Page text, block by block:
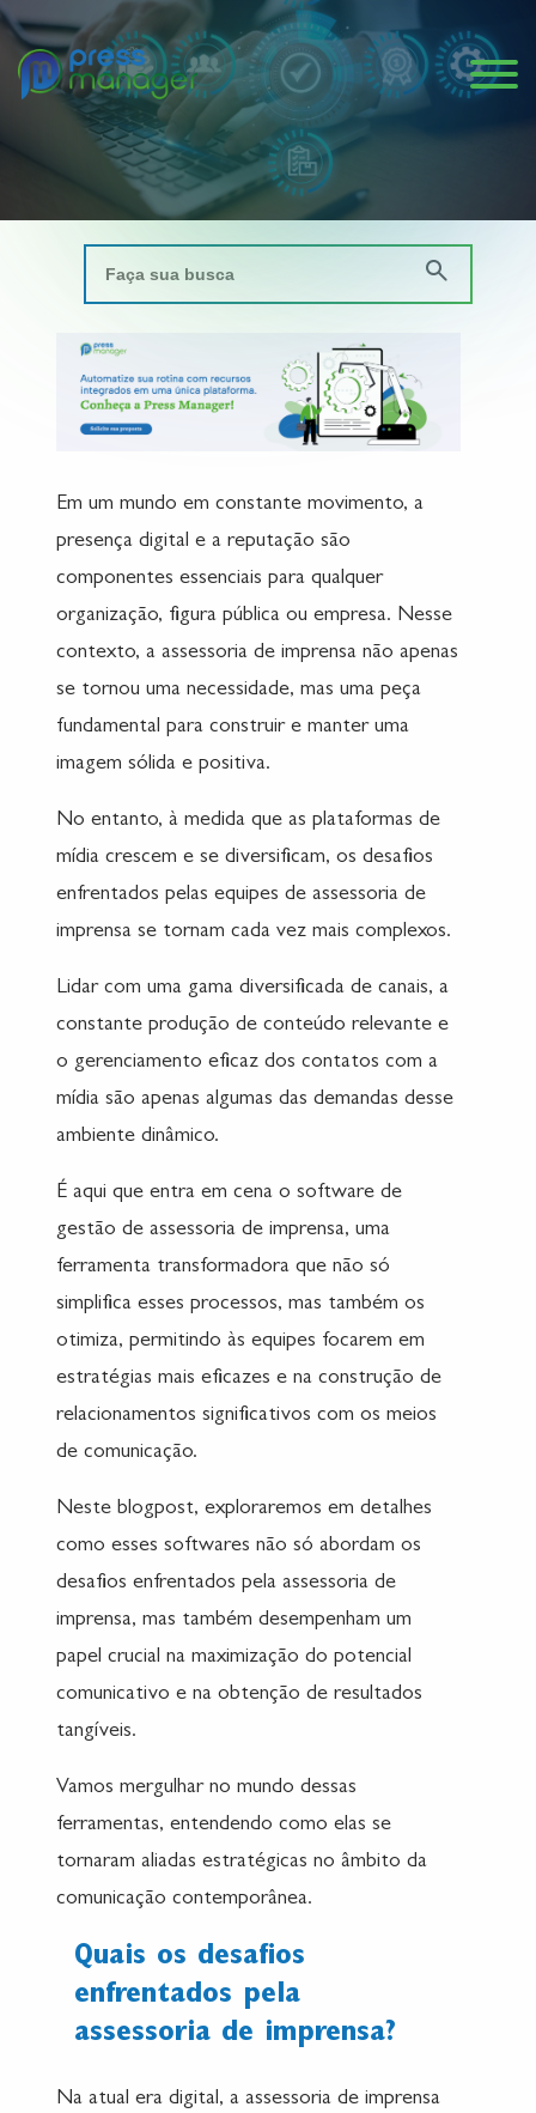
Em um mundo em constante movimento, a
presença digital e a reputação são
componentes essenciais para qualquer
organização, figura pública ou empresa. Nesse
contexto, a assessoria de imprensa não apenas
se tornou uma necessidade, mas uma peça
fundamental para construir e manter uma
imagem sólida e positiva.
No entanto, à medida que as plataformas de
mídia crescem e se diversificam, os desafios
enfrentados pelas equipes de assessoria de
imprensa se tornam cada vez mais complexos.
Lidar com uma gama diversificada de canais, a
constante produção de conteúdo relevante e
o gerenciamento eficaz dos contatos com a
mídia são apenas algumas das demandas desse
ambiente dinâmico.
É aqui que entra em cena o software de
gestão de assessoria de imprensa, uma
ferramenta transformadora que não só
simplifica esses processos, mas também os
otimiza, permitindo às equipes focarem em
estratégias mais eficazes e na construção de
relacionamentos significativos com os meios
de comunicação.
Neste blogpost, exploraremos em detalhes
como esses softwares não só abordam os
desafios enfrentados pela assessoria de
imprensa, mas também desempenham um
papel crucial na maximização do potencial
comunicativo e na obtenção de resultados
tangíveis.
Vamos mergulhar no mundo dessas
ferramentas, entendendo como elas se
tornaram aliadas estratégicas no âmbito da
comunicação contemporânea.
Quais os desafios
enfrentados pela
assessoria de imprensa?
Na atual era digital, a assessoria de imprensa